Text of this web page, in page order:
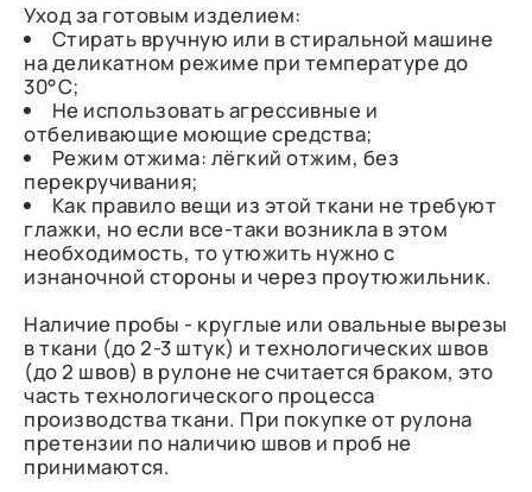
Уход за готовым изделием:
Стирать вручную или в стиральной машине
на деликатном режиме при температуре до
30°C;
Не использовать агрессивные и
отбеливающие моющие средства;
Режим отжима: лёгкий отжим, без
перекручивания;
Как правило вещи из этой ткани не требуют
глажки, но если все-таки возникла в этом
необходимость, то утюжить нужно с
изнаночной стороны и через проутюжильник.
Наличие пробы - круглые или овальные вырезы
в ткани (до 2-3 штук) и технологических швов
(до 2 швов) в рулоне не считается браком, это
часть технологического процесса
производства ткани. При покупке от рулона
претензии по наличию швов и проб не
принимаются.